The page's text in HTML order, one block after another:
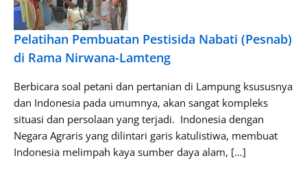
Pelatihan Pembuatan Pestisida Nabati (Pesnab)
di Rama Nirwana-Lamteng
Berbicara soal petani dan pertanian di Lampung ksususnya
dan Indonesia pada umumnya, akan sangat kompleks
situasi dan persolaan yang terjadi. Indonesia dengan
Negara Agraris yang dilintari garis katulistiwa, membuat
Indonesia melimpah kaya sumber daya alam, […]